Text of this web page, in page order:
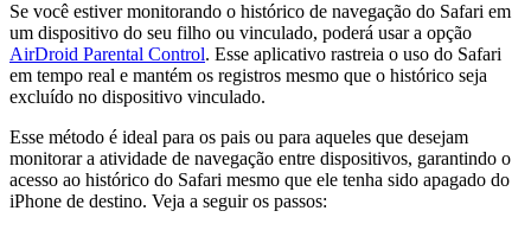
Se você estiver monitorando o histórico de navegação do Safari em
um dispositivo do seu filho ou vinculado, poderá usar a opção
AirDroid Parental Control. Esse aplicativo rastreia o uso do Safari
em tempo real e mantém os registros mesmo que o histórico seja
excluído no dispositivo vinculado.
Esse método é ideal para os pais ou para aqueles que desejam
monitorar a atividade de navegação entre dispositivos, garantindo o
acesso ao histórico do Safari mesmo que ele tenha sido apagado do
iPhone de destino. Veja a seguir os passos: